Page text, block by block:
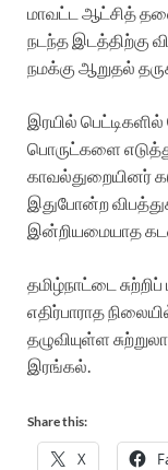
மாவட்ட ஆட்சித்
நடந்த இடத்திற்கு
நமக்கு ஆறுதல்
இரயில்
பொருட்களை
காவல்துறையினர்
இதுபோன்ற
இன்றியமையாத
தமிழ்நாட்டை
எதிர்பாராத
தழுவியுள்ள
இரங்கல்.
Share this:
X